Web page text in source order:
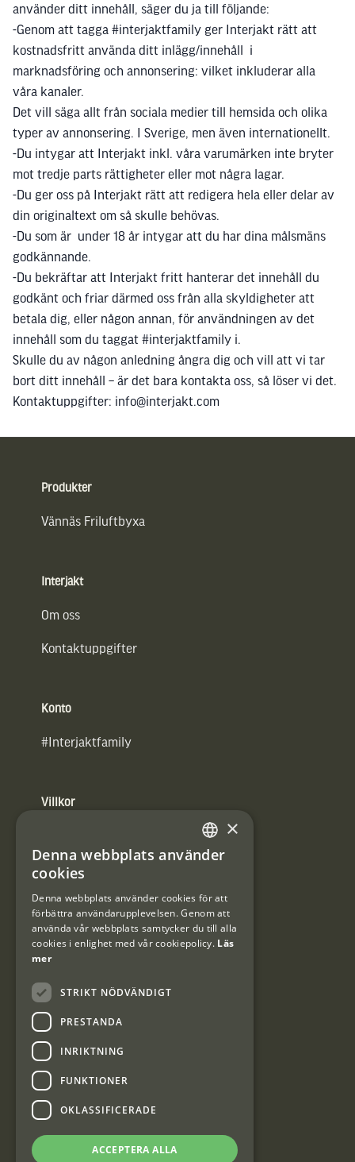
använder ditt innehåll, säger du ja till följande:
-Genom att tagga #interjaktfamily ger Interjakt rätt att
kostnadsfritt använda ditt inlägg/innehåll i
marknadsföring och annonsering: vilket inkluderar alla
våra kanaler.
Det vill säga allt från sociala medier till hemsida och olika
typer av annonsering. I Sverige, men även internationellt.
-Du intygar att Interjakt inkl. våra varumärken inte bryter
mot tredje parts rättigheter eller mot några lagar.
-Du ger oss på Interjakt rätt att redigera hela eller delar av
din originaltext om så skulle behövas.
-Du som är under 18 år intygar att du har dina målsmäns
godkännande.
-Du bekräftar att Interjakt fritt hanterar det innehåll du
godkänt och friar därmed oss från alla skyldigheter att
betala dig, eller någon annan, för användningen av det
innehåll som du taggat #interjaktfamily i.
Skulle du av någon anledning ångra dig och vill att vi tar
bort ditt innehåll – är det bara kontakta oss, så löser vi det.
Kontaktuppgifter: info@interjakt.com
Produkter
Vännäs Friluftbyxa
Interjakt
Om oss
Kontaktuppgifter
Konto
#Interjaktfamily
Villkor
Användarvillkor
#Interjaktfamily
Kundklubb
Information om kundklubben.
Interjakt SE
Interjakt Sweden AB, Årjäng
SWEDISH
×
Denna webbplats använder
cookies
Denna webbplats använder cookies för att
förbättra användarupplevelsen. Genom att
använda vår webbplats samtycker du till alla
cookies i enlighet med vår cookiepolicy. Läs
mer
STRIKT NÖDVÄNDIGT
PRESTANDA
INRIKTNING
FUNKTIONER
OKLASSIFICERADE
ACCEPTERA ALLA